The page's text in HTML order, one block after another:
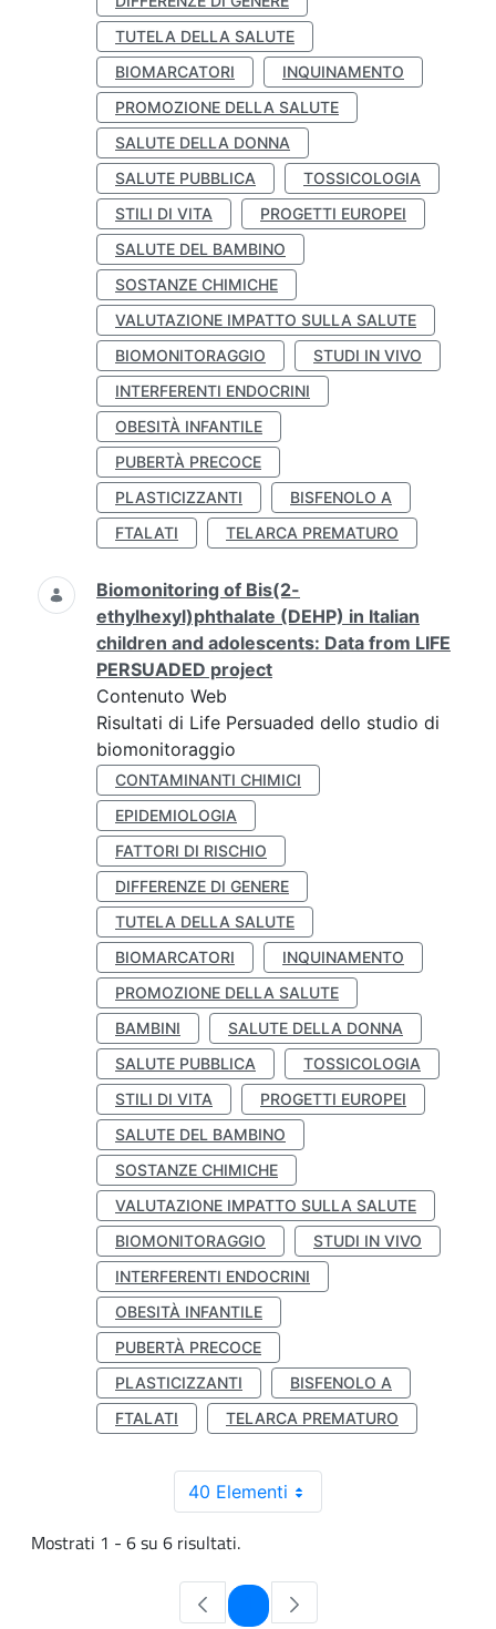
TUTELA DELLA SALUTE
BIOMARCATORI
INQUINAMENTO
PROMOZIONE DELLA SALUTE
SALUTE DELLA DONNA
SALUTE PUBBLICA
TOSSICOLOGIA
STILI DI VITA
PROGETTI EUROPEI
SALUTE DEL BAMBINO
SOSTANZE CHIMICHE
VALUTAZIONE IMPATTO SULLA SALUTE
BIOMONITORAGGIO
STUDI IN VIVO
INTERFERENTI ENDOCRINI
OBESITÀ INFANTILE
PUBERTÀ PRECOCE
PLASTICIZZANTI
BISFENOLO A
FTALATI
TELARCA PREMATURO
Biomonitoring of Bis(2-
ethylhexyl)phthalate (DEHP) in Italian
children and adolescents: Data from LIFE
PERSUADED project
Contenuto Web
Risultati di Life Persuaded dello studio di
biomonitoraggio
CONTAMINANTI CHIMICI
EPIDEMIOLOGIA
FATTORI DI RISCHIO
DIFFERENZE DI GENERE
TUTELA DELLA SALUTE
BIOMARCATORI
INQUINAMENTO
PROMOZIONE DELLA SALUTE
BAMBINI
SALUTE DELLA DONNA
SALUTE PUBBLICA
TOSSICOLOGIA
STILI DI VITA
PROGETTI EUROPEI
SALUTE DEL BAMBINO
SOSTANZE CHIMICHE
VALUTAZIONE IMPATTO SULLA SALUTE
BIOMONITORAGGIO
STUDI IN VIVO
INTERFERENTI ENDOCRINI
OBESITÀ INFANTILE
PUBERTÀ PRECOCE
PLASTICIZZANTI
BISFENOLO A
FTALATI
TELARCA PREMATURO
40 Elementi
Mostrati 1 - 6 su 6 risultati.
Pagina